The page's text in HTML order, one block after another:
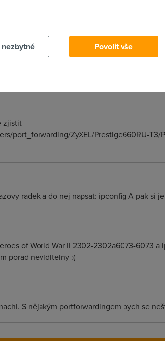
Ani nevim jaka to je hra :) Treba
je nekdy v ty hre primo moznost nastavit
vaseho pocitace. Tj ta ip, kterou vam ten
zjistit
port_forwarding/ZyXEL/Prestige660RU-T3/
radek a do nej napsat: ipconfig A pak si
of World War II 2302-2302a6073-6073 a
porad neviditelny :(
S nějakým portforwardingem bych se
Povolit vše